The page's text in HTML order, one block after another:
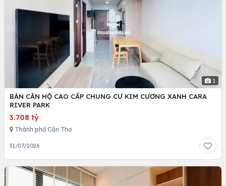
1
BÁN CĂN HỘ CAO CẤP CHUNG CƯ KIM CƯƠNG XANH CARA
RIVER PARK
3.708 tỷ
Thành phố Cần Thơ
31/07/2026